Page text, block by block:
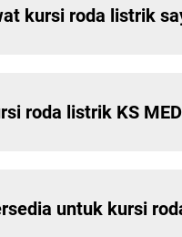
kursi roda listrik
roda listrik KS
untuk kursi